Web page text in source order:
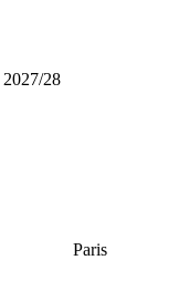
2027/28
Paris